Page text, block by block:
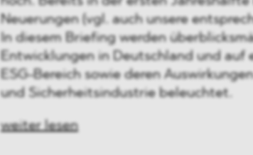
Neuerungen (vgl. auch unsere
In diesem Briefing werden
Entwicklungen in Deutschland und auf
ESG-Bereich sowie deren
und Sicherheitsindustrie beleuchtet.
weiter lesen